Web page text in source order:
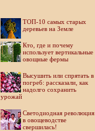
ТОП-10 самых старых
деревьев на Земле
Кто, где и почему
использует вертикальные
овощные фермы
Высушить или спрятать в
погреб: рассказали, как
надолго сохранить
урожай
Светодиодная революция
в овощеводстве
свершилась!